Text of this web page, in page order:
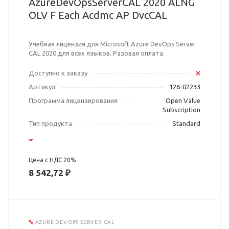
AzureDevOpsServerCAL 2020 ALNG
OLV F Each Acdmc AP DvcCAL
Учебная лицензия для Microsoft Azure DevOps Server
CAL 2020 для всех языков. Разовая оплата.
Доступно к заказу
Артикул
126-02233
Программа лицензирования
Open Value
Subscription
Тип продукта
Standard
Цена с НДС 20%
8 542,72 ₽
AZURE DEVOPS SERVER CAL